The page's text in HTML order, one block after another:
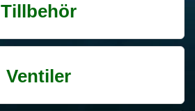
Tillbehör
Ventiler